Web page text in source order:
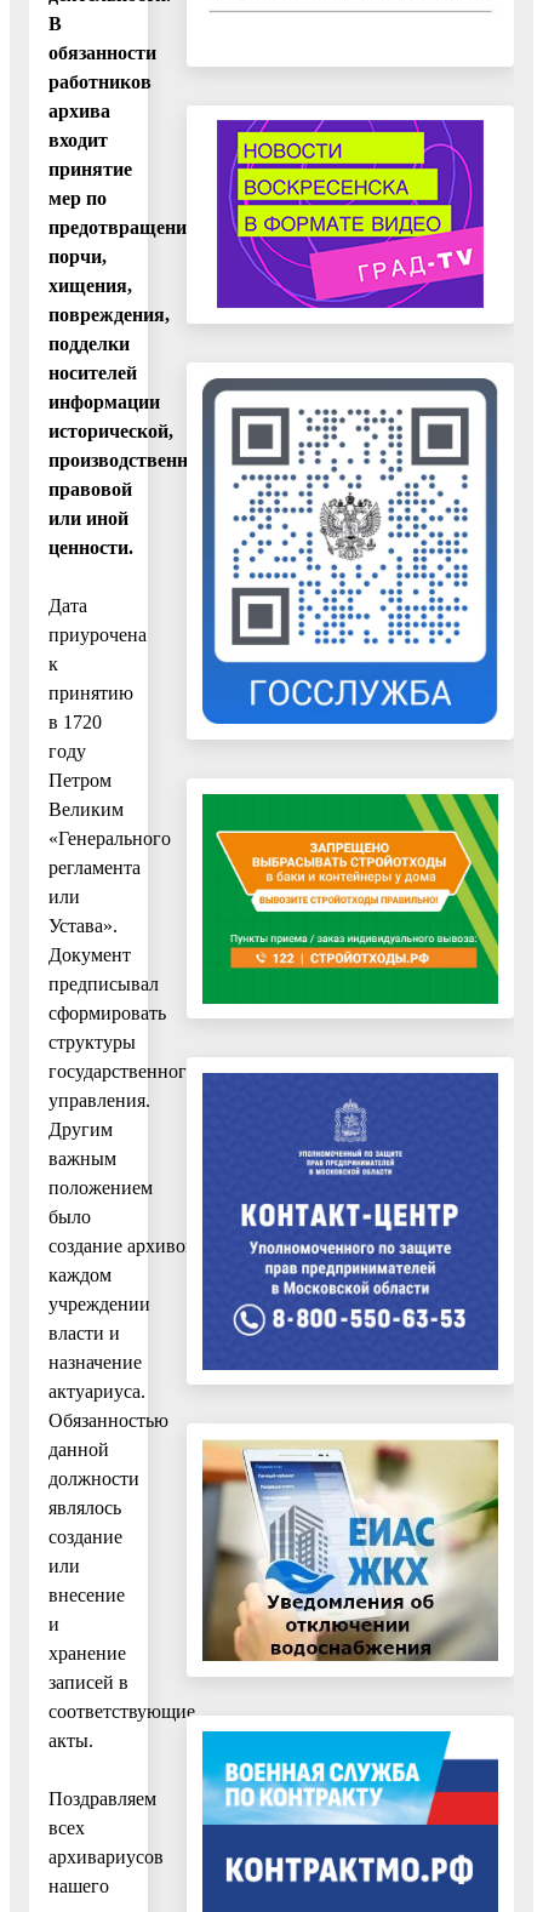
В
обязанности
работников
архива
входит
принятие
мер по
предотвращению
порчи,
хищения,
повреждения,
подделки
носителей
информации
исторической,
производственной,
правовой
или иной
ценности.
Дата
приурочена
к
принятию
в 1720
году
Петром
Великим
«Генерального
регламента
или
Устава».
Документ
предписывал
сформировать
структуры
государственного
управления.
Другим
важным
положением
было
создание архивов при
каждом
учреждении
власти и
назначение
актуариуса.
Обязанностью
данной
должности
являлось
создание
или
внесение
и
хранение
записей в
соответствующие
акты.
Поздравляем
всех
архивариусов
нашего